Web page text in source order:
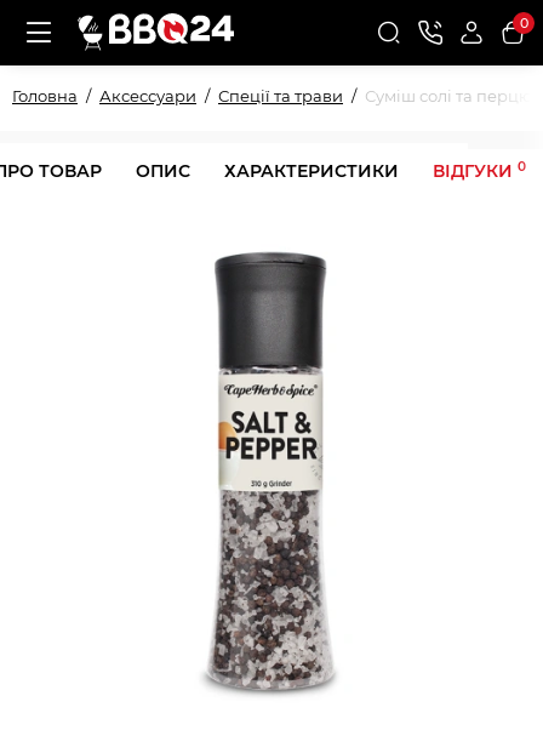
0
Головна Аксессуари Спеції та трави Суміш солі та перцю
ТОВАР ОПИС ХАРАКТЕРИСТИКИ ВІДГУКИ 0